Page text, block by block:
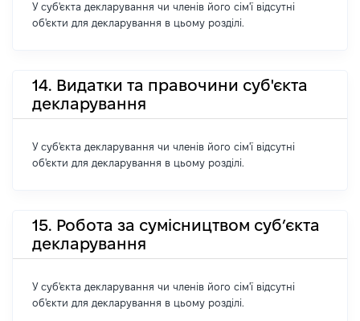
У суб'єкта декларування чи членів його сім'ї відсутні
об'єкти для декларування в цьому розділі.
14. Видатки та правочини суб'єкта
декларування
У суб'єкта декларування чи членів його сім'ї відсутні
об'єкти для декларування в цьому розділі.
15. Робота за сумісництвом суб’єкта
декларування
У суб'єкта декларування чи членів його сім'ї відсутні
об'єкти для декларування в цьому розділі.